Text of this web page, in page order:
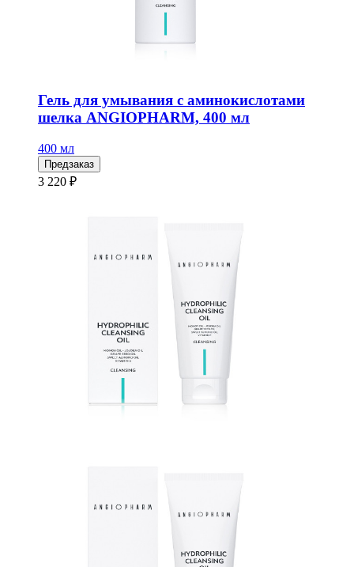
Гель для умывания с аминокислотами
шелка ANGIOPHARM, 400 мл
400 мл
Предзаказ
3 220 ₽